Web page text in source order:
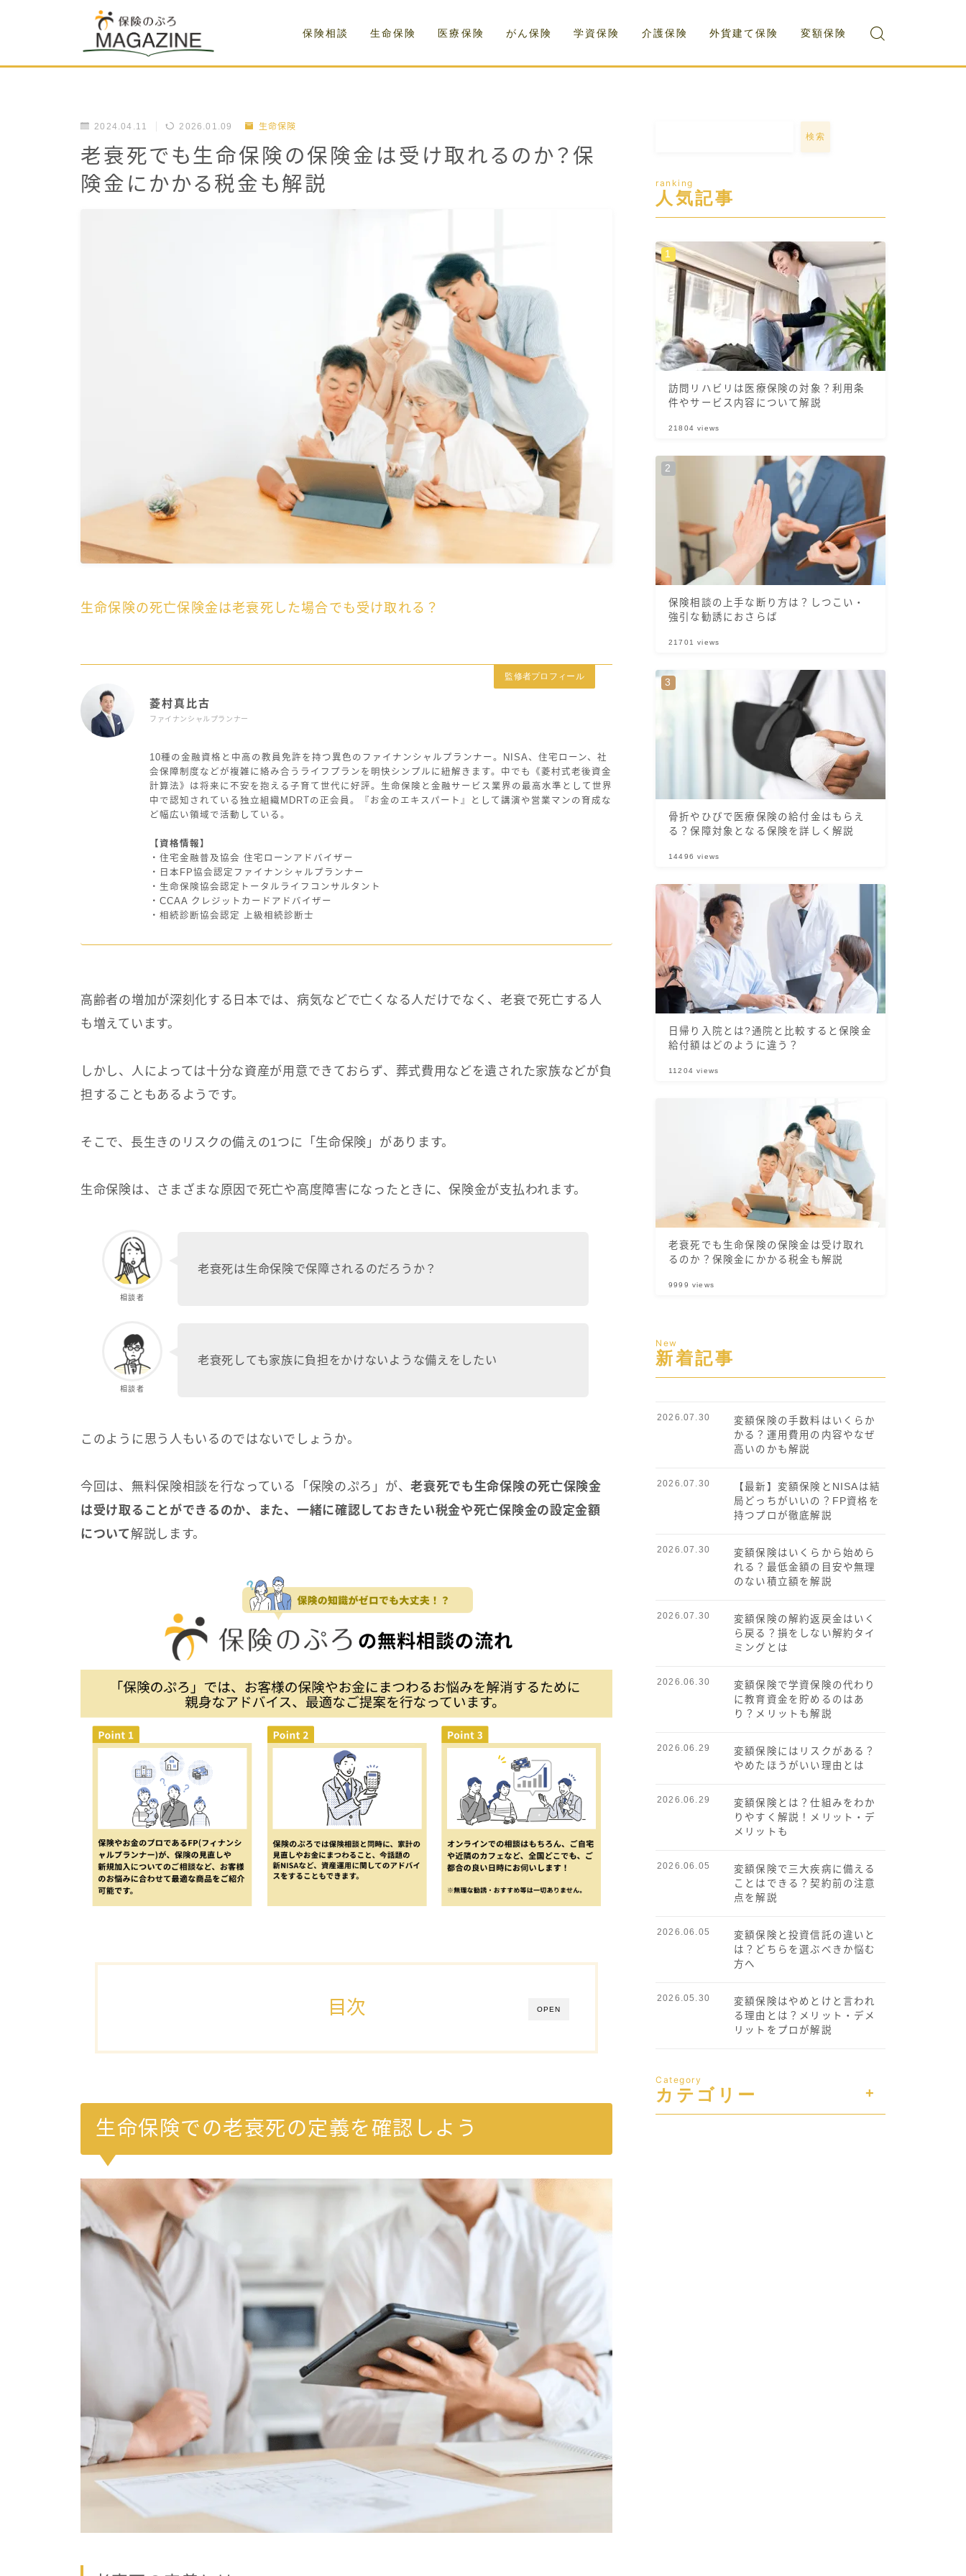
保険相談 生命保険 医療保険 がん保険 学資保険 介護保険 外貨建て保険 変額保険
2024.04.11 2026.01.09 生命保険
老衰死でも生命保険の保険金は受け取れるのか？保
険金にかかる税金も解説
生命保険の死亡保険金は老衰死した場合でも受け取れる？
監修者プロフィール
菱村真比古
ファイナンシャルプランナー
10種の金融資格と中高の教員免許を持つ異色のファイナンシャルプランナー。NISA、住宅ローン、社
会保障制度などが複雑に絡み合うライフプランを明快シンプルに紐解きます。中でも《菱村式老後資金
計算法》は将来に不安を抱える子育て世代に好評。生命保険と金融サービス業界の最高水準として世界
中で認知されている独立組織MDRTの正会員。『お金のエキスパート』として講演や営業マンの育成な
ど幅広い領域で活動している。
【資格情報】
・住宅金融普及協会 住宅ローンアドバイザー
・日本FP協会認定ファイナンシャルプランナー
・生命保険協会認定トータルライフコンサルタント
・CCAA クレジットカードアドバイザー
・相続診断協会認定 上級相続診断士
高齢者の増加が深刻化する日本では、病気などで亡くなる人だけでなく、老衰で死亡する人
も増えています。
しかし、人によっては十分な資産が用意できておらず、葬式費用などを遺された家族などが負
担することもあるようです。
そこで、長生きのリスクの備えの1つに「生命保険」があります。
生命保険は、さまざまな原因で死亡や高度障害になったときに、保険金が支払われます。
相談者
老衰死は生命保険で保障されるのだろうか？
相談者
老衰死しても家族に負担をかけないような備えをしたい
このように思う人もいるのではないでしょうか。
今回は、無料保険相談を行なっている「保険のぷろ」が、老衰死でも生命保険の死亡保険金
は受け取ることができるのか、また、一緒に確認しておきたい税金や死亡保険金の設定金額
について 解説します。
OPEN
目次
生命保険での老衰死の定義を確認しよう
検索
ranking
人気記事
訪問リハビリは医療保険の対象？利用条
件やサービス内容について解説
21804 views
保険相談の上手な断り方は？しつこい・
強引な勧誘におさらば
21701 views
骨折やひびで医療保険の給付金はもらえ
る？保障対象となる保険を詳しく解説
14496 views
日帰り入院とは?通院と比較すると保険金
給付額はどのように違う？
11204 views
老衰死でも生命保険の保険金は受け取れ
るのか？保険金にかかる税金も解説
9999 views
New
新着記事
変額保険の手数料はいくらか
かる？運用費用の内容やなぜ
高いのかも解説
2026.07.30
【最新】変額保険とNISAは結
局どっちがいいの？FP資格を
持つプロが徹底解説
2026.07.30
変額保険はいくらから始めら
れる？最低金額の目安や無理
のない積立額を解説
2026.07.30
変額保険の解約返戻金はいく
ら戻る？損をしない解約タイ
ミングとは
2026.07.30
変額保険で学資保険の代わり
に教育資金を貯めるのはあ
り？メリットも解説
2026.06.30
変額保険にはリスクがある？
やめたほうがいい理由とは
2026.06.29
変額保険とは？仕組みをわか
りやすく解説！メリット・デ
メリットも
2026.06.29
変額保険で三大疾病に備える
ことはできる？契約前の注意
点を解説
2026.06.05
変額保険と投資信託の違いと
は？どちらを選ぶべきか悩む
方へ
2026.06.05
変額保険はやめとけと言われ
る理由とは？メリット・デメ
リットをプロが解説
2026.05.30
Category
カテゴリー